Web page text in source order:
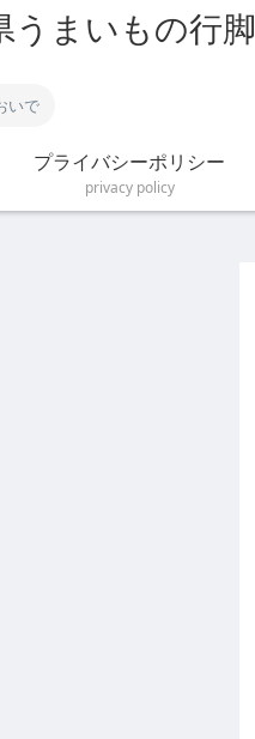
うまいもの行脚
いで
プライバシーポリシー
privacy policy